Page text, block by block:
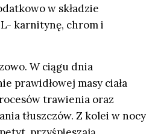
w składzie
karnitynę, chrom i
W ciągu dnia
prawidłowej masy ciała
trawienia oraz
tłuszczów. Z kolei w nocy